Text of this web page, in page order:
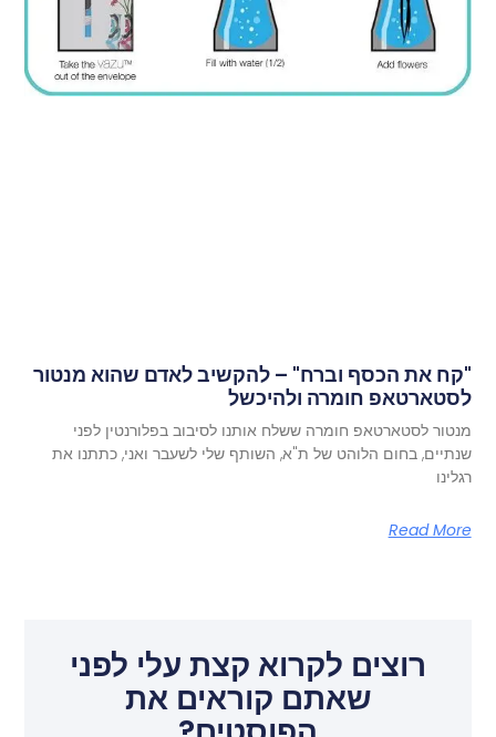
"קח את הכסף וברח" – להקשיב לאדם שהוא מנטור
לסטארטאפ חומרה ולהיכשל
מנטור לסטארטאפ חומרה ששלח אותנו לסיבוב בפלורנטין לפני
שנתיים, בחום הלוהט של ת"א, השותף שלי לשעבר ואני, כתתנו את
רגלינו
Read More
רוצים לקרוא קצת עלי לפני
שאתם קוראים את